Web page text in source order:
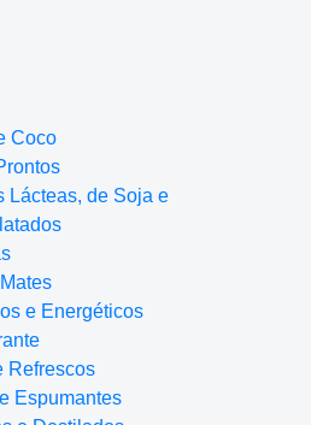
Coco
Lácteas, de Soja e
e Energéticos
Refrescos
Espumantes